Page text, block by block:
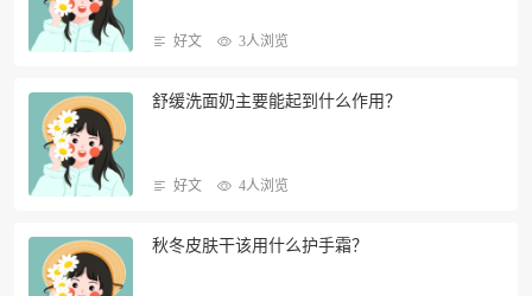
好文 3人浏览
舒缓洗面奶主要能起到什么作用？
好文 4人浏览
秋冬皮肤干该用什么护手霜？